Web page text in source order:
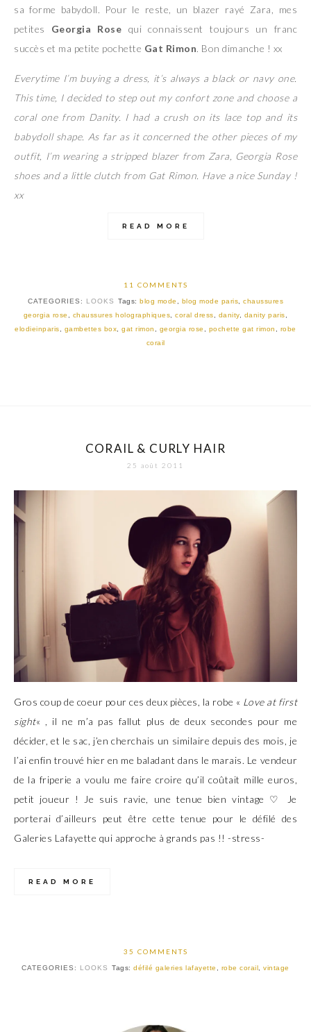
sa forme babydoll. Pour le reste, un blazer rayé Zara, mes
petites Georgia Rose qui connaissent toujours un franc
succès et ma petite pochette Gat Rimon. Bon dimanche ! xx
Everytime I’m buying a dress, it’s always a black or navy one.
This time, I decided to step out my confort zone and choose a
coral one from Danity. I had a crush on its lace top and its
babydoll shape. As far as it concerned the other pieces of my
outfit, I’m wearing a stripped blazer from Zara, Georgia Rose
shoes and a little clutch from Gat Rimon. Have a nice Sunday !
xx
READ MORE
11 COMMENTS
CATEGORIES: LOOKS Tags: blog mode blog mode paris
chaussures
georgia rose
chaussures holographiques ,coral dress danity, danity paris
elodieinparis
gambettes box ,gat rimon georgia rose pochette gat rimon
robe
corail
CORAIL & CURLY HAIR
25 août 2011
Gros coup de coeur pour ces deux pièces, la robe « Love at first
sight« , il ne m’a pas fallut plus de deux secondes pour me
décider, et le sac, j’en cherchais un similaire depuis des mois, je
l’ai enfin trouvé hier en me baladant dans le marais. Le vendeur
de la friperie a voulu me faire croire qu’il coûtait mille euros,
petit joueur ! Je suis ravie, une tenue bien vintage ♡ Je
porterai d’ailleurs peut être cette tenue pour le défilé des
Galeries Lafayette qui approche à grands pas !! -stress-
READ MORE
35 COMMENTS
CATEGORIES: LOOKS Tags:défilé galeries lafayette robe corail ,vintage